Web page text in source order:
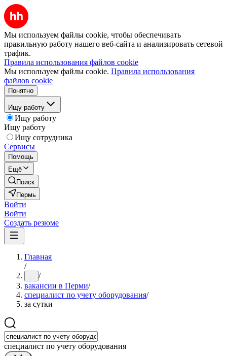
Мы используем файлы cookie, чтобы обеспечивать
правильную работу нашего веб-сайта и анализировать сетевой
трафик.
Правила использования файлов cookie
Мы используем файлы cookie. Правила использования
файлов cookie
Понятно
Ищу работу
Ищу работу
Ищу работу
Ищу сотрудника
Сервисы
Помощь
Ещё
Поиск
Пермь
Войти
Войти
Создать резюме
Главная
/
... /
вакансии в Перми/
специалист по учету оборудования/
за сутки
специалист по учету оборудования